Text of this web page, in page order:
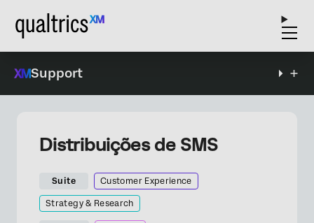
Support
Distribuições de SMS
Suite Customer Experience
Strategy & Research